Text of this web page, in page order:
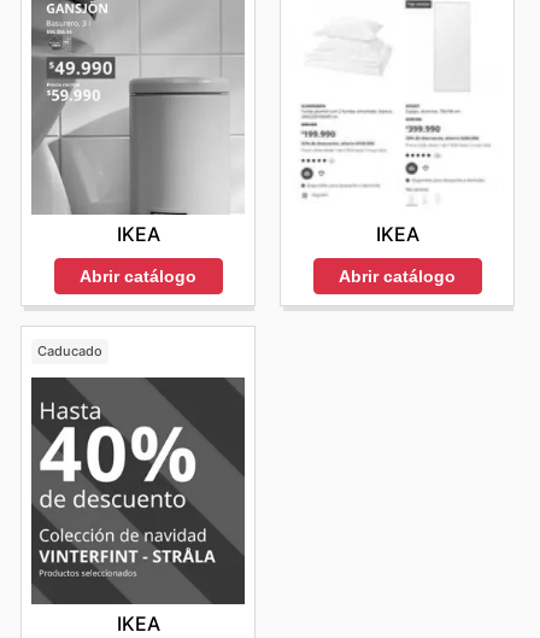
IKEA
Abrir catálogo
IKEA
Abrir catálogo
Caducado
IKEA